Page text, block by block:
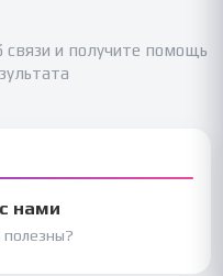
и получите помощь
нами